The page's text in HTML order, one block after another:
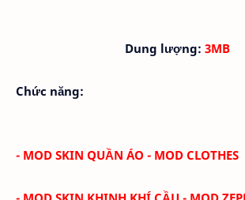
Dung lượng: 3MB
Chức năng:
- MOD SKIN QUẦN ÁO - MOD CLOTHES